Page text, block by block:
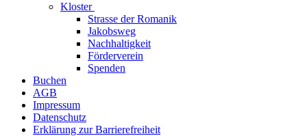
Kloster
Strasse der Romanik
Jakobsweg
Nachhaltigkeit
Förderverein
Spenden
Buchen
AGB
Impressum
Datenschutz
Erklärung zur Barrierefreiheit